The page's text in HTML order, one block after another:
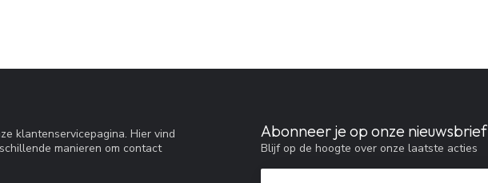
klantenservicepagina. Hier vind
manieren om contact
Abonneer je op onze nieuwsbrief
Blijf op de hoogte over onze laatste acties